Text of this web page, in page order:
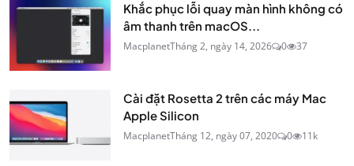
Khắc phục lỗi quay màn hình không có
âm thanh trên macOS...
MacplanetTháng 2, ngày 14, 2026 0 37
Cài đặt Rosetta 2 trên các máy Mac
Apple Silicon
MacplanetTháng 12, ngày 07, 2020 0 11k